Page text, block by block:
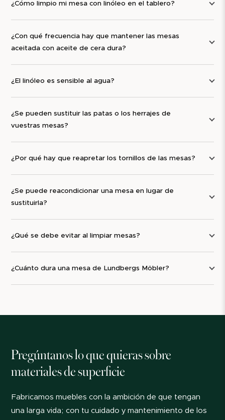
Mantenimiento a lo largo del tiempo
Después de 10 años
reacondicionarse, recibir un nuevo tratamiento
superficial o combinarse con nuevos tableros para
seguir utilizándose en nuevos entornos.
repuestodisponibles, como:
herrajes
tacos
¿Cómo limpio mi mesa con linóleo en el tablero?
¿Con qué frecuencia hay que mantener las mesas
aceitada con aceite de cera dura?
¿El linóleo es sensible al agua?
¿Se pueden sustituir las patas o los herrajes de
vuestras mesas?
¿Por qué hay que reapretar los tornillos de las mesas?
¿Se puede reacondicionar una mesa en lugar de
sustituirla?
¿Qué se debe evitar al limpiar mesas?
¿Cuánto dura una mesa de Lundbergs Möbler?
Pregúntanos lo que quieras sobre
materiales de superficie
Fabricamos muebles con la ambición de que tengan
una larga vida; con tu cuidado y mantenimiento de los